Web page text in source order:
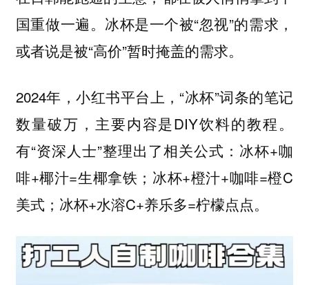
国重做一遍。冰杯是一个被“忽视”的需求，
或者说是被“高价”暂时掩盖的需求。
2024年，小红书平台上，“冰杯”词条的笔记
数量破万，主要内容是DIY饮料的教程。
有“资深人士”整理出了相关公式：冰杯+咖
啡+椰汁=生椰拿铁；冰杯+橙汁+咖啡=橙C
美式；冰杯+水溶C+养乐多=柠檬点点。